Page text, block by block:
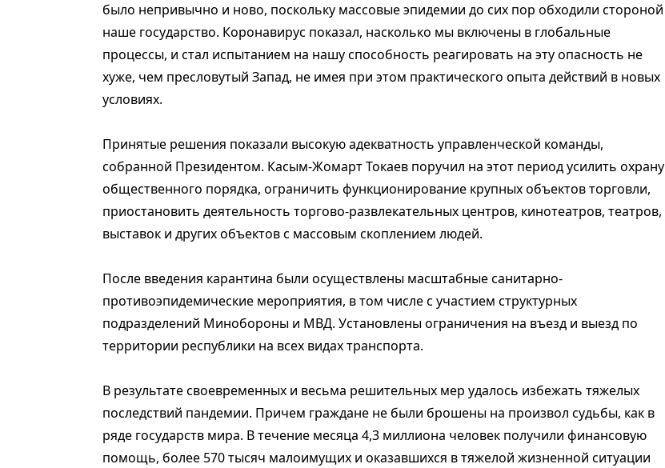
было непривычно и ново, поскольку массовые эпидемии до сих пор обходили стороной
наше государство. Коронавирус показал, насколько мы включены в глобальные
процессы, и стал испытанием на нашу способность реагировать на эту опасность не
хуже, чем пресловутый Запад, не имея при этом практического опыта действий в новых
условиях.
Принятые решения показали высокую адекватность управленческой команды,
собранной Президентом. Касым-Жомарт Токаев поручил на этот период усилить охрану
общественного порядка, ограничить функционирование крупных объектов торговли,
приостановить деятельность торгово-развлекательных центров, кинотеатров, театров,
выставок и других объектов с массовым скоплением людей.
После введения карантина были осуществлены масштабные санитарно-
противоэпидемические мероприятия, в том числе с участием структурных
подразделений Минобороны и МВД. Установлены ограничения на въезд и выезд по
территории республики на всех видах транспорта.
В результате своевременных и весьма решительных мер удалось избежать тяжелых
последствий пандемии. Причем граждане не были брошены на произвол судьбы, как в
ряде государств мира. В течение месяца 4,3 миллиона человек получили финансовую
помощь, более 570 тысяч малоимущих и оказавшихся в тяжелой жизненной ситуации